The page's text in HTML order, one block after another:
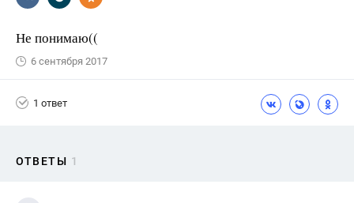
Не понимаю((
6 сентября 2017
1 ответ
ОТВЕТЫ 1